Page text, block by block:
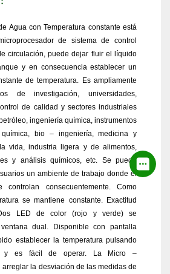
Agua con Temperatura constante está
de sistema de control
circulación, puede dejar fluir el líquido
y en consecuencia establecer un
de temperatura. Es ampliamente
de investigación, universidades,
de calidad y sectores industriales
ingeniería química, instrumentos
química, bio – ingeniería, medicina y
vida, industria ligera y de alimentos,
y análisis químicos, etc. Se puede
un ambiente de trabajo donde el
consecuentemente. Como
se mantiene constante. Exactitud
LED de color (rojo y verde) se
dual. Disponible con pantalla
establecer la temperatura pulsando
y es fácil de operar. La Micro –
la desviación de las medidas de